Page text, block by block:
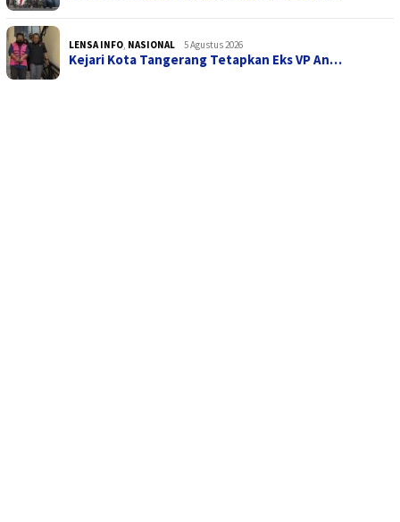
LENSA INFO NASIONAL 5 Agustus 2026
Kejari Kota Tangerang Tetapkan Eks VP An…